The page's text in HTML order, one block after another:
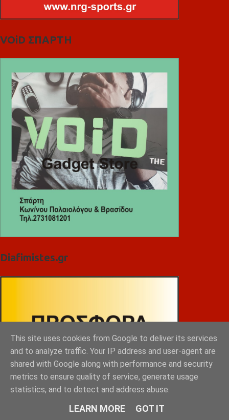
VOiD ΣΠΑΡΤΗ
Diafimistes.gr
This site uses cookies from Google to deliver its services
and to analyze traffic. Your IP address and user-agent are
shared with Google along with performance and security
metrics to ensure quality of service, generate usage
statistics, and to detect and address abuse.
LEARN MORE GOT IT